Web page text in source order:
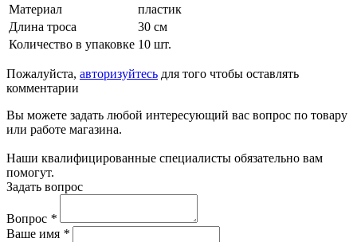
Материал
пластик
Длина троса
30 см
Количество в упаковке 10 шт.
Пожалуйста, авторизуйтесь для того чтобы оставлять
комментарии
Вы можете задать любой интересующий вас вопрос по товару
или работе магазина.
Наши квалифицированные специалисты обязательно вам
помогут.
Задать вопрос
Вопрос *
Ваше имя *